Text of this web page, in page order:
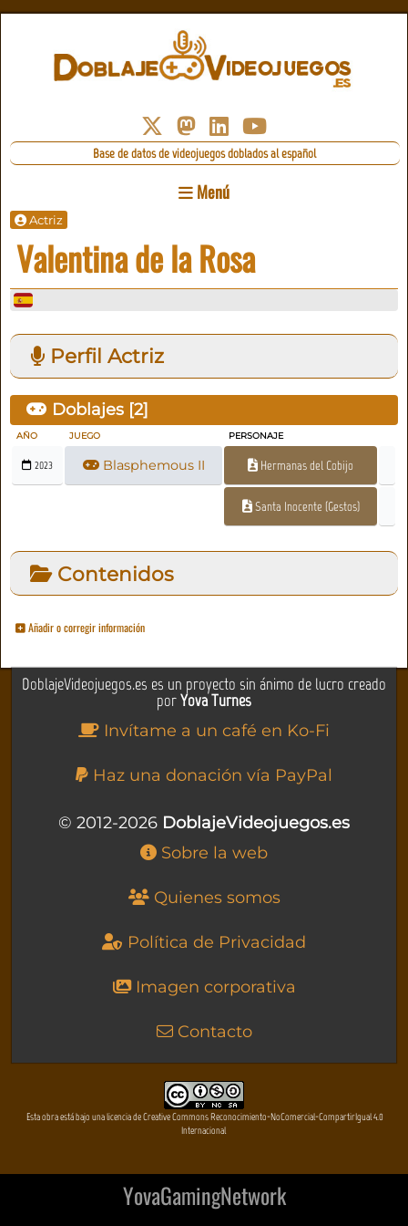
Base de datos de videojuegos doblados al español
Menú
Actriz
Valentina de la Rosa
Perfil Actriz
Doblajes [2]
AÑO JUEGO PERSONAJE
2023 Blasphemous II Hermanas del Cobijo
Santa Inocente (Gestos)
Contenidos
Añadir o corregir información
DoblajeVideojuegos.es es un proyecto sin ánimo de lucro creado
porYova Turnes
Invítame a un café en Ko-Fi
Haz una donación vía PayPal
© 2012-2026 DoblajeVideojuegos.es
Sobre la web
Quienes somos
Política de Privacidad
Imagen corporativa
Contacto
Esta obra está bajo una licencia de Creative Commons Reconocimiento-NoComercial-CompartirIgual 4.0
Internacional
YovaGamingNetwork